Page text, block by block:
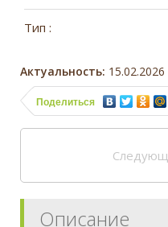
Тип :
Актуальность: 15.02.2026
Поделиться
Описание